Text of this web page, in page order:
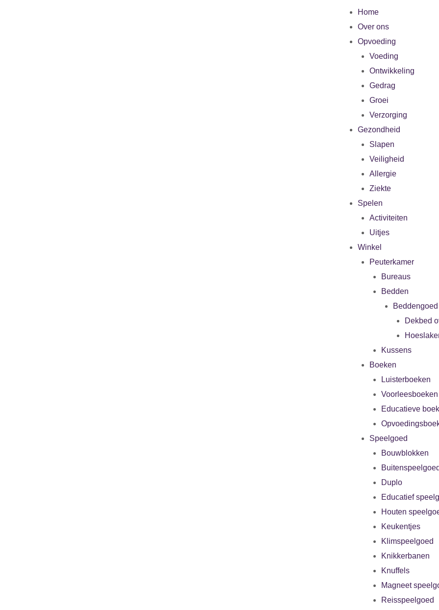
Home
Over ons
Opvoeding
Voeding
Ontwikkeling
Gedrag
Groei
Verzorging
Gezondheid
Slapen
Veiligheid
Allergie
Ziekte
Spelen
Activiteiten
Uitjes
Winkel
Peuterkamer
Bureaus
Bedden
Beddengoed
Dekbed
Kussens
Boeken
Luisterboeken
Voorleesboeken
Educatieve
Speelgoed
Bouwblokken
Duplo
Educatief
Houten
Keukentjes
Klimspeelgoed
Knikkerbanen
Knuffels
Magneet
Reisspeelgoed